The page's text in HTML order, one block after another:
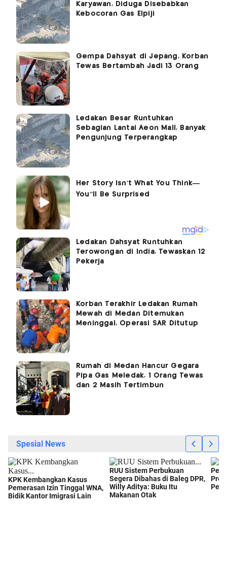
Karyawan, Diduga Disebabkan
Kebocoran Gas Elpiji
Gempa Dahsyat di Jepang, Korban
Tewas Bertambah Jadi 13 Orang
Ledakan Besar Runtuhkan
Sebagian Lantai Aeon Mall, Banyak
Pengunjung Terperangkap
Ledakan Dahsyat Runtuhkan
Terowongan di India, Tewaskan 12
Pekerja
Korban Terakhir Ledakan Rumah
Mewah di Medan Ditemukan
Meninggal, Operasi SAR Ditutup
Rumah di Medan Hancur Gegara
Pipa Gas Meledak, 1 Orang Tewas
dan 2 Masih Tertimbun